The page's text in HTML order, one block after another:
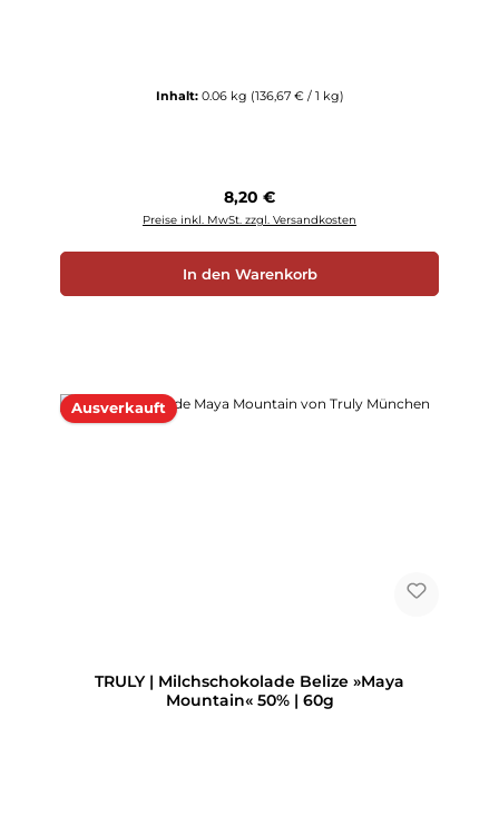
Inhalt: 0.06 kg (136,67 € / 1 kg)
Regulärer Preis:
8,20 €
Preise inkl. MwSt. zzgl. Versandkosten
In den Warenkorb
Ausverkauft
TRULY | Milchschokolade Belize »Maya
Mountain« 50% | 60g